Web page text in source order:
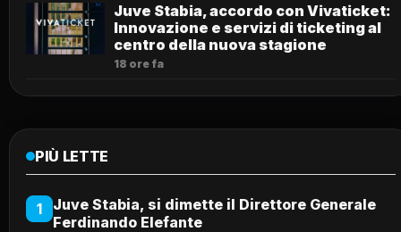
Juve Stabia, accordo con Vivaticket:
Innovazione e servizi di ticketing al
centro della nuova stagione
18 ore fa
PIÙ LETTE
1
Juve Stabia, si dimette il Direttore Generale
Ferdinando Elefante